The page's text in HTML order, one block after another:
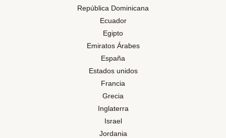
República Dominicana
Ecuador
Egipto
Emiratos Árabes
España
Estados unidos
Francia
Grecia
Inglaterra
Israel
Jordania